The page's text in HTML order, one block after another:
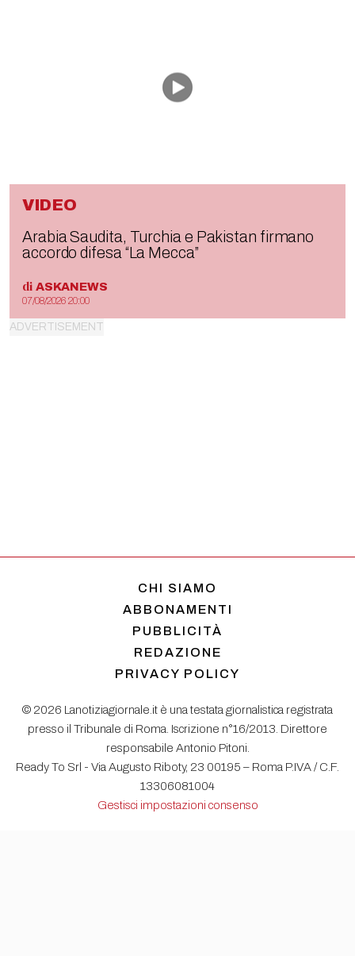
VIDEO
Arabia Saudita, Turchia e Pakistan firmano
accordo difesa “La Mecca”
di ASKANEWS
07/08/2026 20:00
CHI SIAMO
ABBONAMENTI
PUBBLICITÀ
REDAZIONE
PRIVACY POLICY
© 2026 Lanotiziagiornale.it è una testata giornalistica registrata
presso il Tribunale di Roma. Iscrizione n°16/2013. Direttore
responsabile Antonio Pitoni.
Ready To Srl - Via Augusto Riboty, 23 00195 – Roma P.IVA / C.F.
13306081004
Gestisci impostazioni consenso